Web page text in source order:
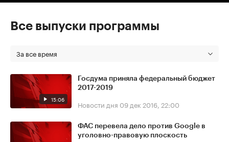
Все выпуски программы
За все время
15:06
Госдума приняла федеральный бюджет
2017-2019
Новости дня 09 дек 2016, 22:00
ФАС перевела дело против Google в
уголовно-правовую плоскость